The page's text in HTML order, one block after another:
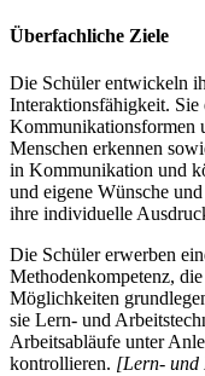
Überfachliche Ziele
Die Schüler entwickeln
Interaktionsfähigkeit. Sie
Kommunikationsformen
Menschen erkennen
in Kommunikation und
und eigene Wünsche
ihre individuelle
Die Schüler erwerben
Methodenkompetenz,
Möglichkeiten
sie Lern- und
Arbeitsabläufe unter
kontrollieren. [Lern- und